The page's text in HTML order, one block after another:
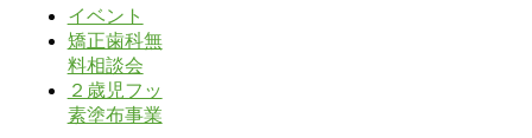
イベント
矯正歯科無
料相談会
２歳児フッ
素塗布事業